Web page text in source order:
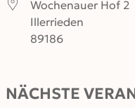
Wochenauer Hof 2
Illerrieden
89186
NÄCHSTE